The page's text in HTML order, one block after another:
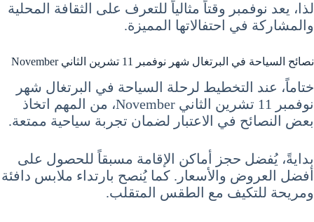
لذا، يعد نوفمبر وقتاً مثالياً للتعرف على الثقافة المحلية
والمشاركة في احتفالاتها المميزة.
نصائح السياحة في البرتغال شهر نوفمبر 11 تشرين الثاني November
ختاماً، عند التخطيط لرحلة السياحة في البرتغال شهر
نوفمبر 11 تشرين الثاني November، من المهم اتخاذ
بعض النصائح في الاعتبار لضمان تجربة سياحية ممتعة.
بدايةً، يُفضل حجز أماكن الإقامة مسبقاً للحصول على
أفضل العروض والأسعار. كما يُنصح بارتداء ملابس دافئة
ومريحة للتكيف مع الطقس المتقلب.